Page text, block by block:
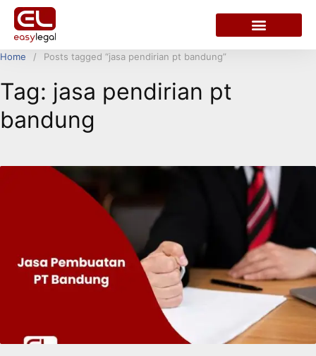
Home Posts tagged “jasa pendirian pt bandung”
Tag: jasa pendirian pt
bandung